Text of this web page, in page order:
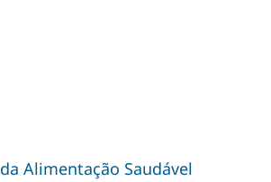
Alimentação Saudável